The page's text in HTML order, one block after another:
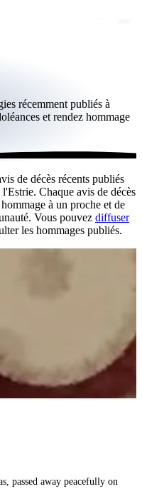
récemment publiés à
et rendez hommage
de décès récents publiés
Chaque avis de décès
à un proche et de
Vous pouvez diffuser
les hommages publiés.
passed away peacefully on